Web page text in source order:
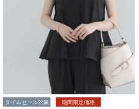
タイムセール対象 期間限定価格